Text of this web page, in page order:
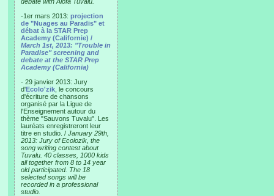
-1er mars 2013: projection
de "Nuages au Paradis" et
débat à la STAR Prep
Academy (Californie) /
March 1st, 2013: "Trouble in
Paradise" screening and
debate at the STAR Prep
Academy (California)
- 29 janvier 2013: Jury
d'Ecolo'zik , le concours
d'écriture de chansons
organisé par la Ligue de
l'Enseignement autour du
thème "Sauvons Tuvalu". Les
lauréats enregistreront leur
titre en studio. / January 29th,
2013: Jury of Ecolozik, the
song writing contest about
Tuvalu. 40 classes, 1000 kids
all together from 8 to 14 year
old participated. The 18
selected songs will be
recorded in a professional
studio.